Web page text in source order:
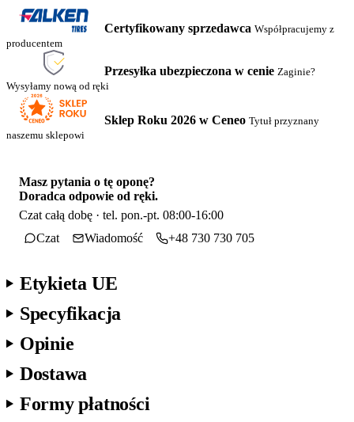
Certyfikowany sprzedawca Współpracujemy z
producentem
Przesyłka ubezpieczona w cenie Zaginie?
Wysyłamy nową od ręki
Sklep Roku 2026 w Ceneo Tytuł przyznany
naszemu sklepowi
Masz pytania o tę oponę?
Doradca odpowie od ręki.
Czat całą dobę · tel. pon.-pt. 08:00-16:00
Czat
Wiadomość +48 730 730 705
Etykieta UE
Specyfikacja
Opinie
Dostawa
Formy płatności